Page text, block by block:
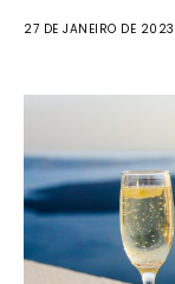
27 DE JANEIRO DE 2023